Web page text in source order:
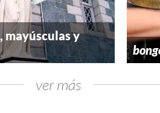
, mayúsculas y
ver más